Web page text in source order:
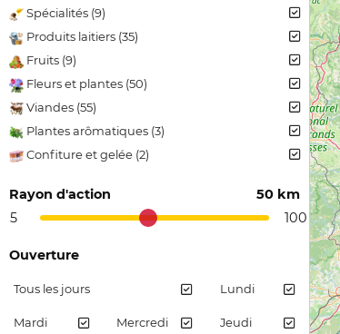
Spécialités (9)
Produits laitiers (35)
Fruits (9)
Fleurs et plantes (50)
Viandes (55)
Plantes arômatiques (3)
Confiture et gelée (2)
Pain et farine (2)
50 km
Rayon d'action
5
100
Ouverture
Tous les jours Lundi
Mardi Mercredi Jeudi